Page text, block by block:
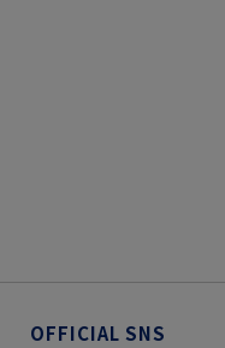
OFFICIAL SNS